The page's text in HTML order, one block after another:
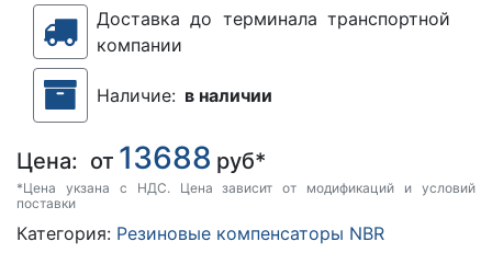
Доставка до терминала транспортной
компании
Наличие: в наличии
Цена: от 13688 руб*
*Цена укзана с НДС. Цена зависит от модификаций и условий
поставки
Категория: Резиновые компенсаторы NBR